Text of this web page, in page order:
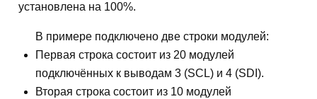
установлена на 100%.
В примере подключено две строки модулей:
Первая строка состоит из 20 модулей
подключённых к выводам 3 (SCL) и 4 (SDI).
Вторая строка состоит из 10 модулей